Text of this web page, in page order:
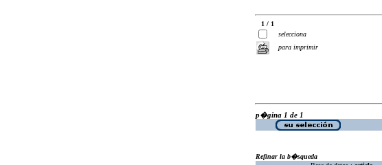
1 / 1
selecciona
para imprimir
p�gina 1 de 1
Refinar la b�squeda